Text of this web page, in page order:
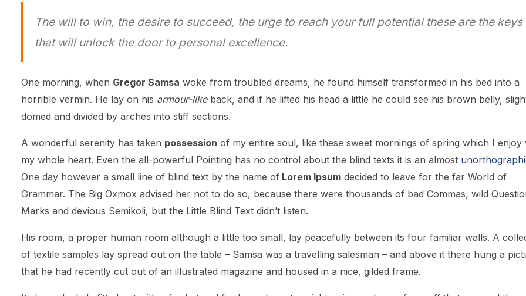
The will to win, the desire to succeed, the urge to reach your full potential these are the keys
that will unlock the door to personal excellence.
One morning, when Gregor Samsa woke from troubled dreams, he found himself transformed in his bed into a
horrible vermin. He lay on his armour-likeback, and if he lifted his head a little he could see his brown belly,
domed and divided by arches into stiff sections.
A wonderful serenity has taken possession of my entire soul, like these sweet mornings of spring which I enjoy
my whole heart. Even the all-powerful Pointing has no control about the blind texts it is an almost
One day however a small line of blind text by the name of Lorem Ipsum decided to leave for the far World of
Grammar. The Big Oxmox advised her not to do so, because there were thousands of bad Commas, wild
Marks and devious Semikoli, but the Little Blind Text didn’t listen.
His room, a proper human room although a little too small, lay peacefully between its four familiar walls. A
of textile samples lay spread out on the table – Samsa was a travelling salesman – and above it there hung a
that he had recently cut out of an illustrated magazine and housed in a nice, gilded frame.